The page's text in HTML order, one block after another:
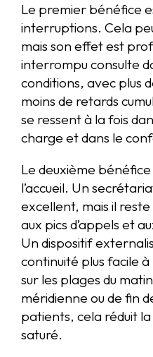
Le premier bénéfice
interruptions. Cela
mais son effet est
interrompu consulte
conditions, avec plus
moins de retards
se ressent à la fois
charge et dans le
Le deuxième
l’accueil. Un
excellent, mais il
aux pics d’appels et
Un dispositif
continuité plus facile
sur les plages du
méridienne ou de fin
patients, cela réduit
saturé.